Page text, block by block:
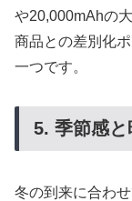
や20,000mAhの
商品との差別化
一つです。
5. 季節感
冬の到来に合わ